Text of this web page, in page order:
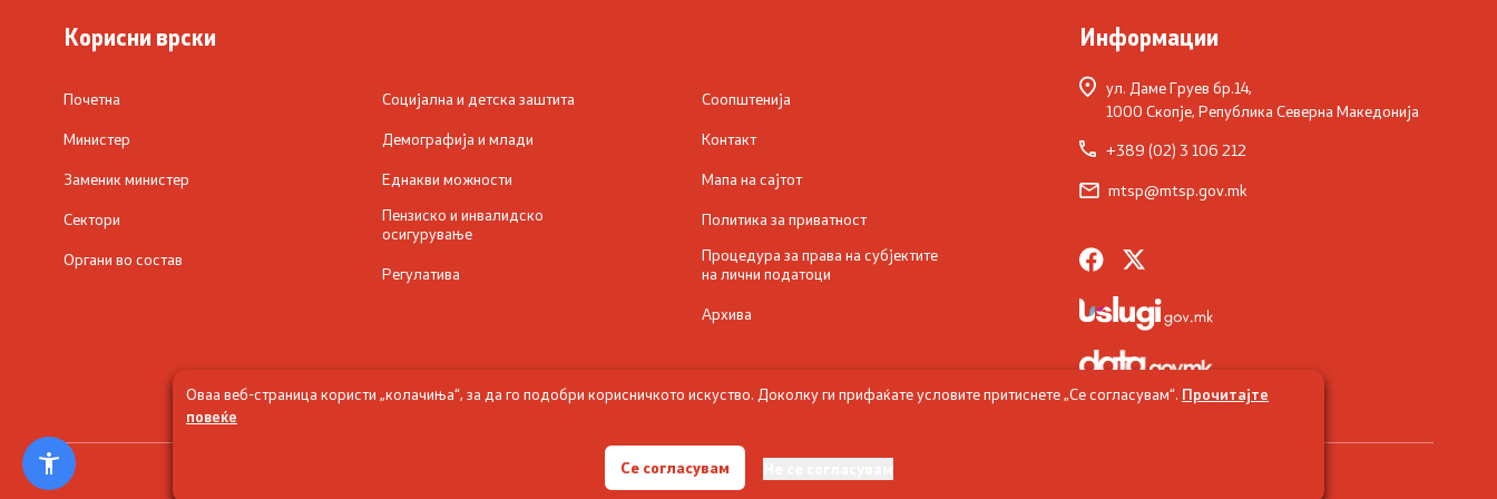
Корисни врски
Почетна
Министер
Заменик министер
Сектори
Органи во состав
Социјална и детска заштита
Демографија и млади
Еднакви можности
Пензиско и инвалидско
осигурување
Регулатива
Соопштенија
Контакт
Мапа на сајтот
Политика за приватност
Процедура за права на субјектите
на лични податоци
Архива
Информации
ул. Даме Груев бр.14,
1000 Скопје, Република Северна Македонија
+389 (02) 3 106 212
mtsp@mtsp.gov.mk
© 2026 Министерство за социјална политика, демографија и млади
Сите права задржани
Оваа веб-страница користи „колачиња“, за да го подобри корисничкото искуство. Доколку ги прифаќате условите притиснете „Се согласувам“. Прочитајте
повеќе
Се согласувам